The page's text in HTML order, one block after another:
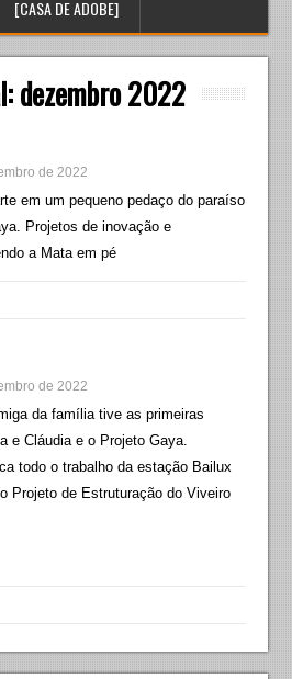
[CASA DE ADOBE]
dezembro 2022
de 2022
em um pequeno pedaço do paraíso
Projetos de inovação e
a Mata em pé
de 2022
da família tive as primeiras
e Cláudia e o Projeto Gaya.
todo o trabalho da estação Bailux
Projeto de Estruturação do Viveiro